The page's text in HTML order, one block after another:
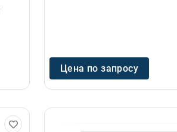
Цена по запросу